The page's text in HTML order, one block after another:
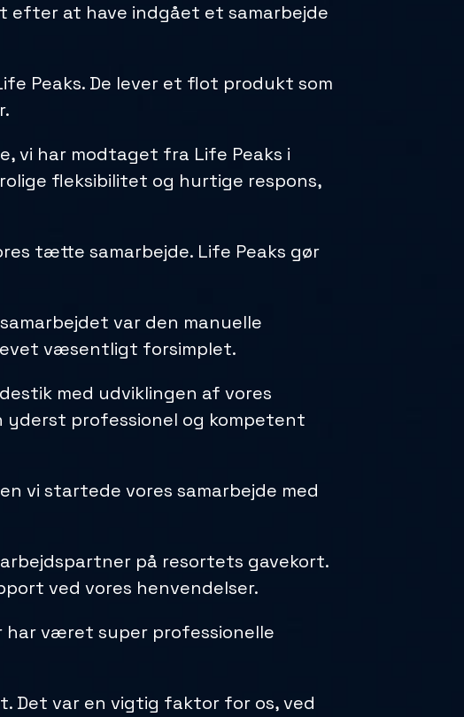
efter at have indgået et samarbejde
Peaks. De lever et flot produkt som
vi har modtaget fra Life Peaks i
fleksibilitet og hurtige respons,
tætte samarbejde. Life Peaks gør
var den manuelle
væsentligt forsimplet.
med udviklingen af vores
yderst professionel og kompetent
vi startede vores samarbejde med
på resortets gavekort.
ved vores henvendelser.
har været super professionelle
Det var en vigtig faktor for os, ved